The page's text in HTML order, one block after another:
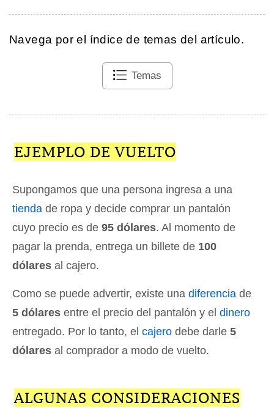
Navega por el índice de temas del artículo.
Temas
EJEMPLO DE VUELTO
Supongamos que una persona ingresa a una
tienda de ropa y decide comprar un pantalón
cuyo precio es de 95 dólares. Al momento de
pagar la prenda, entrega un billete de 100
dólares al cajero.
Como se puede advertir, existe una diferencia de
5 dólares entre el precio del pantalón y el dinero
entregado. Por lo tanto, el cajero debe darle 5
dólares al comprador a modo de vuelto.
ALGUNAS CONSIDERACIONES